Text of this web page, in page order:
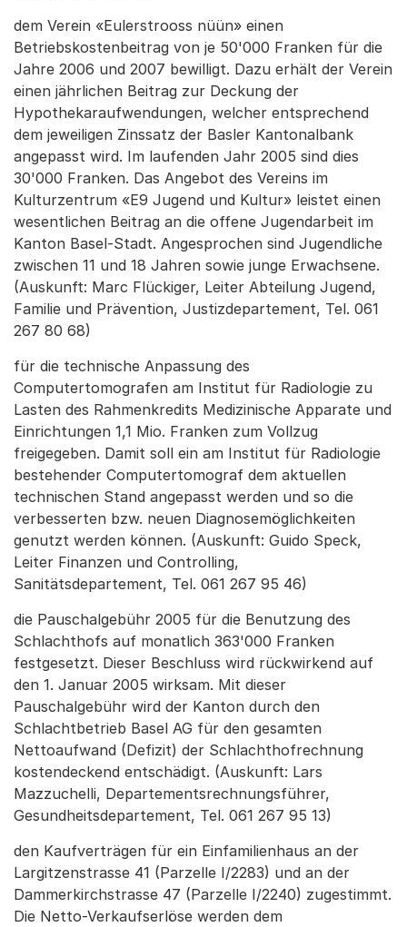
dem Verein «Eulerstrooss nüün» einen
Betriebskostenbeitrag von je 50'000 Franken für die
Jahre 2006 und 2007 bewilligt. Dazu erhält der Verein
einen jährlichen Beitrag zur Deckung der
Hypothekaraufwendungen, welcher entsprechend
dem jeweiligen Zinssatz der Basler Kantonalbank
angepasst wird. Im laufenden Jahr 2005 sind dies
30'000 Franken. Das Angebot des Vereins im
Kulturzentrum «E9 Jugend und Kultur» leistet einen
wesentlichen Beitrag an die offene Jugendarbeit im
Kanton Basel-Stadt. Angesprochen sind Jugendliche
zwischen 11 und 18 Jahren sowie junge Erwachsene.
(Auskunft: Marc Flückiger, Leiter Abteilung Jugend,
Familie und Prävention, Justizdepartement, Tel. 061
267 80 68)
für die technische Anpassung des
Computertomografen am Institut für Radiologie zu
Lasten des Rahmenkredits Medizinische Apparate und
Einrichtungen 1,1 Mio. Franken zum Vollzug
freigegeben. Damit soll ein am Institut für Radiologie
bestehender Computertomograf dem aktuellen
technischen Stand angepasst werden und so die
verbesserten bzw. neuen Diagnosemöglichkeiten
genutzt werden können. (Auskunft: Guido Speck,
Leiter Finanzen und Controlling,
Sanitätsdepartement, Tel. 061 267 95 46)
die Pauschalgebühr 2005 für die Benutzung des
Schlachthofs auf monatlich 363'000 Franken
festgesetzt. Dieser Beschluss wird rückwirkend auf
den 1. Januar 2005 wirksam. Mit dieser
Pauschalgebühr wird der Kanton durch den
Schlachtbetrieb Basel AG für den gesamten
Nettoaufwand (Defizit) der Schlachthofrechnung
kostendeckend entschädigt. (Auskunft: Lars
Mazzuchelli, Departementsrechnungsführer,
Gesundheitsdepartement, Tel. 061 267 95 13)
den Kaufverträgen für ein Einfamilienhaus an der
Largitzenstrasse 41 (Parzelle I/2283) und an der
Dammerkirchstrasse 47 (Parzelle I/2240) zugestimmt.
Die Netto-Verkaufserlöse werden dem